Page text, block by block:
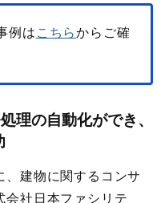
例は こちらからご確
理の自動化ができ、
、建物に関するコンサ
会社日本ファシリテ